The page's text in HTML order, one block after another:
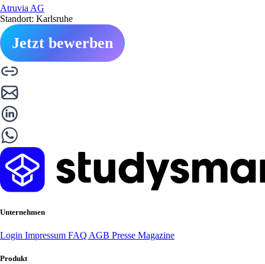
Atruvia AG
Standort: Karlsruhe
Jetzt bewerben
Unternehmen
Login Impressum FAQ AGB Presse Magazine
Produkt